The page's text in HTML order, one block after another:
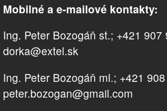
Mobilné a e-mailové kontakty:
Ing. Peter Bozogáň st.; +421 907
dorka@extel.sk
Ing. Peter Bozogáň ml.; +421
peter.bozogan@gmail.com